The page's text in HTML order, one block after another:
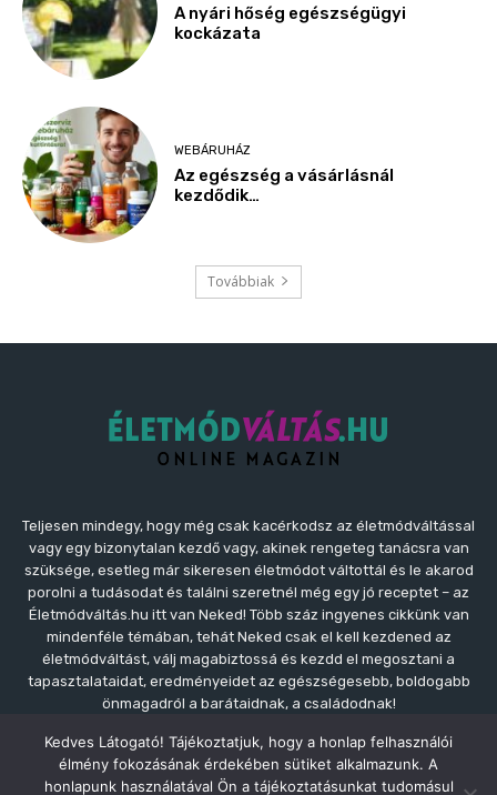
Teljesen mindegy, hogy még csak kacérkodsz az életmódváltással
vagy egy bizonytalan kezdő vagy, akinek rengeteg tanácsra van
szüksége, esetleg már sikeresen életmódot váltottál és le akarod
porolni a tudásodat és találni szeretnél még egy jó receptet – az
Életmódváltás.hu itt van Neked! Több száz ingyenes cikkünk van
mindenféle témában, tehát Neked csak el kell kezdened az
életmódváltást, válj magabiztossá és kezdd el megosztani a
tapasztalataidat, eredményeidet az egészségesebb, boldogabb
önmagadról a barátaidnak, a családodnak!
Kapcsolat:kapcsolat@eletmodvaltas.hu
Kedves Látogató! Tájékoztatjuk, hogy a honlap felhasználói
élmény fokozásának érdekében sütiket alkalmazunk. A
honlapunk használatával Ön a tájékoztatásunkat tudomásul